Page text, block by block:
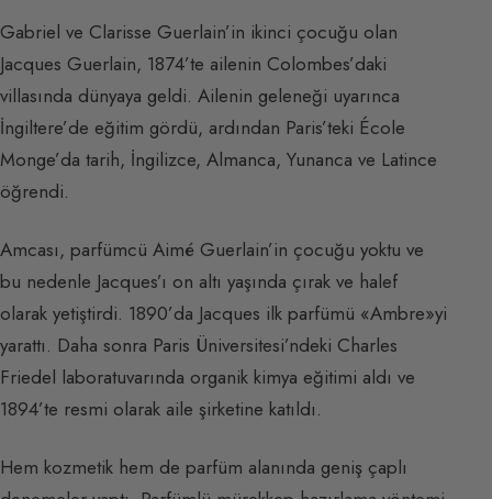
Gabriel ve Clarisse Guerlain’in ikinci çocuğu olan
Jacques Guerlain, 1874’te ailenin Colombes’daki
villasında dünyaya geldi. Ailenin geleneği uyarınca
İngiltere’de eğitim gördü, ardından Paris’teki École
Monge’da tarih, İngilizce, Almanca, Yunanca ve Latince
öğrendi.
Amcası, parfümcü Aimé Guerlain’in çocuğu yoktu ve
bu nedenle Jacques’ı on altı yaşında çırak ve halef
olarak yetiştirdi. 1890’da Jacques ilk parfümü «Ambre»yi
yarattı. Daha sonra Paris Üniversitesi’ndeki Charles
Friedel laboratuvarında organik kimya eğitimi aldı ve
1894’te resmi olarak aile şirketine katıldı.
Hem kozmetik hem de parfüm alanında geniş çaplı